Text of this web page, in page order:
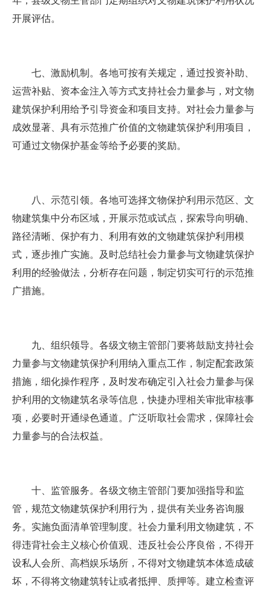
开展评估。
七、激励机制。各地可按有关规定，通过投资补助、
运营补贴、资本金注入等方式支持社会力量参与，对文物
建筑保护利用给予引导资金和项目支持。对社会力量参与
成效显著、具有示范推广价值的文物建筑保护利用项目，
可通过文物保护基金等给予必要的奖励。
八、示范引领。各地可选择文物保护利用示范区、文
物建筑集中分布区域，开展示范或试点，探索导向明确、
路径清晰、保护有力、利用有效的文物建筑保护利用模
式，逐步推广实施。及时总结社会力量参与文物建筑保护
利用的经验做法，分析存在问题，制定切实可行的示范推
广措施。
九、组织领导。各级文物主管部门要将鼓励支持社会
力量参与文物建筑保护利用纳入重点工作，制定配套政策
措施，细化操作程序，及时发布确定引入社会力量参与保
护利用的文物建筑名录等信息，快捷办理相关审批审核事
项，必要时开通绿色通道。广泛听取社会需求，保障社会
力量参与的合法权益。
十、监管服务。各级文物主管部门要加强指导和监
管，规范文物建筑保护利用行为，提供有关业务咨询服
务。实施负面清单管理制度。社会力量利用文物建筑，不
得违背社会主义核心价值观、违反社会公序良俗，不得开
设私人会所、高档娱乐场所，不得对文物建筑本体造成破
坏，不得将文物建筑转让或者抵押、质押等。建立检查评